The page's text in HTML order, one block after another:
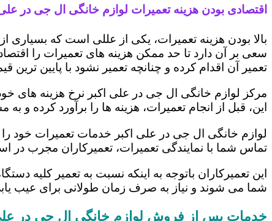
اقتصادی بودن هزینه تعمیرات لوازم خانگی ال جی در علی
بالا بودن هزینه تعمیرات، یکی از عللی است که
سعی بر آن دارد تا حد ممکن هزینه های تعمیرات را
تعمیر آن اقدام کرده و چنانچه تعمیر نشود با پایین
مرکز لوازم خانگی ال جی در علی اکبر نرخ هزینه های
این، قبل از انجام تعمیرات، هزینه ها را برآورد
لوازم خانگی ال جی در علی اکبر خدمات تعمیرات خود
تماس شما با نمایندگی تعمیرات، تعمیرکاران مجرب
این تعمیرکاران باتوجه به اینکه نسبت به تعمیر کلیه
شما می شوند و نیاز به صرف زمان طولانی برای عیب
خدمات پس از فروش لوازم خانگی ال جی در